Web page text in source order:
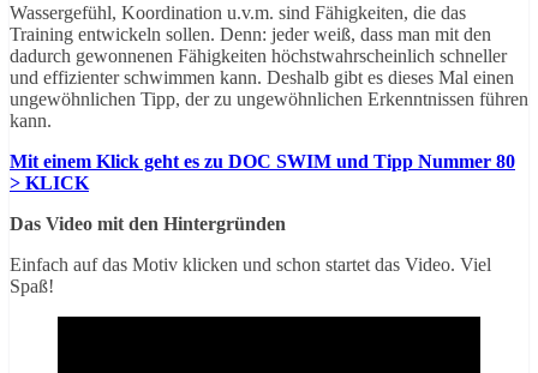
Wassergefühl, Koordination u.v.m. sind Fähigkeiten, die das
Training entwickeln sollen. Denn: jeder weiß, dass man mit den
dadurch gewonnenen Fähigkeiten höchstwahrscheinlich schneller
und effizienter schwimmen kann. Deshalb gibt es dieses Mal einen
ungewöhnlichen Tipp, der zu ungewöhnlichen Erkenntnissen führen
kann.
Mit einem Klick geht es zu DOC SWIM und Tipp Nummer 80
> KLICK
Das Video mit den Hintergründen
Einfach auf das Motiv klicken und schon startet das Video. Viel
Spaß!